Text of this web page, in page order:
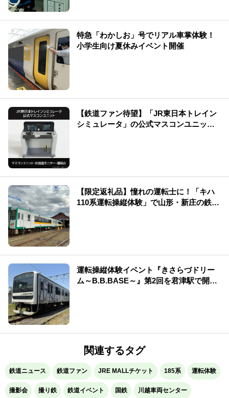
特急「わかしお」号でリアル車掌体験！
小学生向け夏休みイベント開催
【鉄道ファン待望】「JR東日本トレイン
シミュレータ」の公式マスコンユニット
【限定返礼品】憧れの運転士に！「キハ
110系運転操縦体験」で山形・新庄の鉄道
運転操縦体験イベント『きさらづドリー
ム～B.B.BASE～』第2回を君津駅で開
関連するタグ
鉄道ニュース 鉄道ファン JRE MALLチケット 185系 運転体験
撮影会 撮り鉄 鉄道イベント 国鉄 川越車両センター